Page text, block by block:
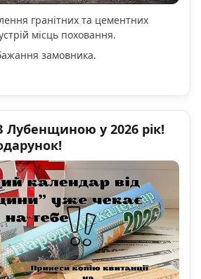
гранітних та цементних
місць поховання.
замовника.
Лубенщиною у 2026 рік!